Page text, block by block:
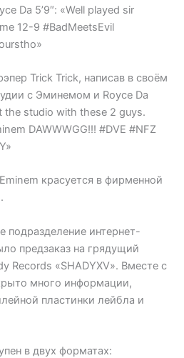
Da 5’9″: «Well played sir
12-9 #BadMeetsEvil
Trick Trick, написав в своём
с Эминемом и Royce Da
the studio with these 2 guys.
DAWWWGG!!! #DVE #NFZ
красуется в фирменной
подразделение интернет-
предзаказ на грядущий
Records «SHADYXV». Вместе с
много информации,
пластинки лейбла и
в двух форматах: